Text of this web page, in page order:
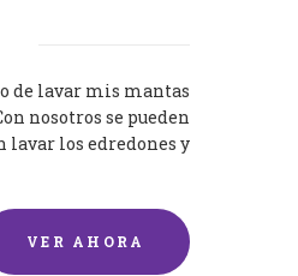
de lavar mis mantas
nosotros se pueden
lavar los edredones y
VER AHORA